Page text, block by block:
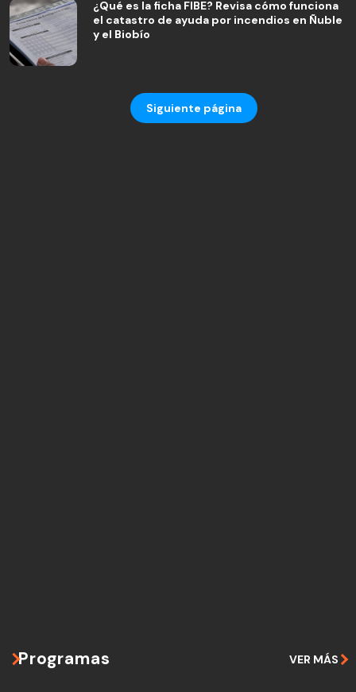
¿Qué es la ficha FIBE? Revisa cómo funciona
el catastro de ayuda por incendios en Ñuble
y el Biobío
Siguiente página
Programas VER MÁS